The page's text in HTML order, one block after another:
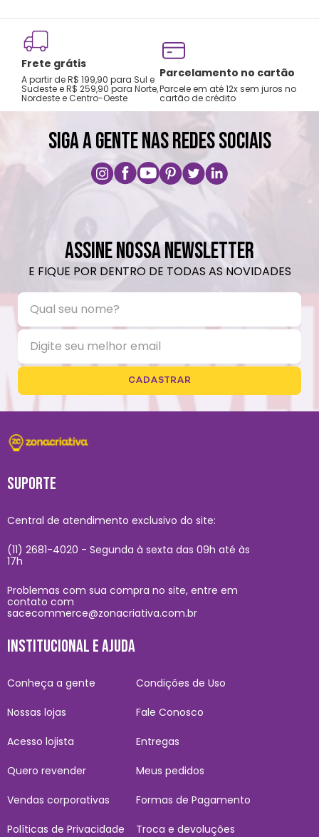
Não preencha com líquidos até a superfície,
deixe pelo menos 1,5cm de espaço para
fechar corretamente.
Choques ou quedas podem danificar o
produto.
Não é à prova de vazamentos, transportar
apenas na posição vertical.
Lavar com água, esponja macia e sabão
neutro.
Não colocar no micro-ondas ou lava-
Não utilizar produtos químicos ou
abrasivos.
Frete grátis
A partir de R$ 199,90 para Sul e
Sudeste e R$ 259,90 para Norte,
Nordeste e Centro-Oeste
Parcelamento no cartão
Parcele em até 12x sem juros no
cartão de crédito
SIGA A GENTE NAS REDES SOCIAIS
ASSINE NOSSA NEWSLETTER
E FIQUE POR DENTRO DE TODAS AS NOVIDADES
CADASTRAR
SUPORTE
Central de atendimento exclusivo do site:
(11) 2681-4020 - Segunda à sexta das 09h até às
17h
Problemas com sua compra no site, entre em
contato com
sacecommerce@zonacriativa.com.br
INSTITUCIONAL E AJUDA
Conheça a gente
Nossas lojas
Acesso lojista
Quero revender
Vendas corporativas
Políticas de Privacidade
Condições de Uso
Fale Conosco
Entregas
Meus pedidos
Formas de Pagamento
Troca e devoluções